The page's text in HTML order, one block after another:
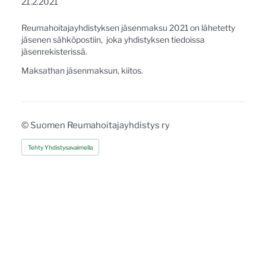
Reumahoitajayhdistyksen jäsenmaksu 2021 on lähetetty
jäsenen sähköpostiin, joka yhdistyksen tiedoissa
jäsenrekisterissä.
Maksathan jäsenmaksun, kiitos.
© Suomen Reumahoitajayhdistys ry
Tehty Yhdistysavaimella